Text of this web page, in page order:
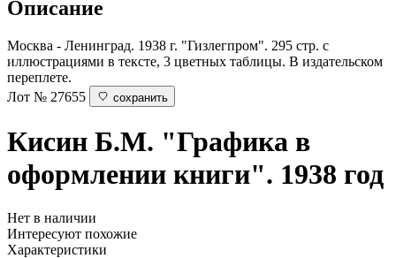
Описание
Москва - Ленинград. 1938 г. "Гизлегпром". 295 стр. с
иллюстрациями в тексте, 3 цветных таблицы. В издательском
переплете.
Лот № 27655
сохранить
Кисин Б.М. "Графика в
оформлении книги". 1938 год
Нет в наличии
Интересуют похожие
Характеристики